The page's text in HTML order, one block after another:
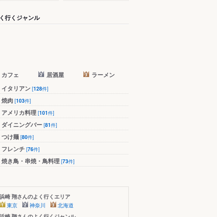
行くジャンル
カフェ 居酒屋
ラーメン
イタリアン [128件]
焼肉 [103件]
アメリカ料理 [101件]
ダイニングバー [81件]
つけ麺 [80件]
フレンチ [76件]
焼き鳥・串焼・鳥料理 [73件]
浜崎 翔さんのよく行くエリア
東京 神奈川 北海道